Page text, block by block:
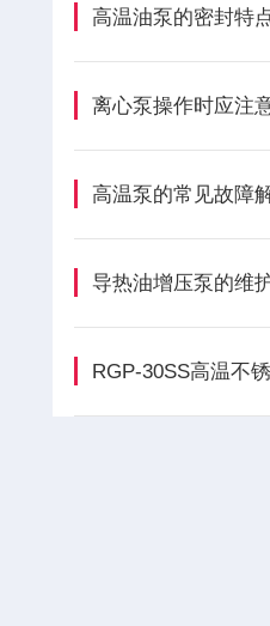
高温油泵的密封特
离心泵操作时应注
高温泵的常见故障